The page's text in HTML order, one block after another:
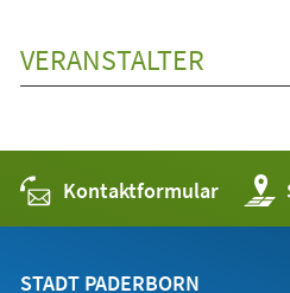
VERANSTALTER
Kontaktformular
in
STADT PADERBORN